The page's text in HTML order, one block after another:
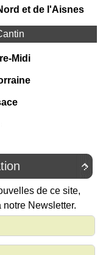
et de l'Aisnes
Midi

de ce site,
Newsletter.